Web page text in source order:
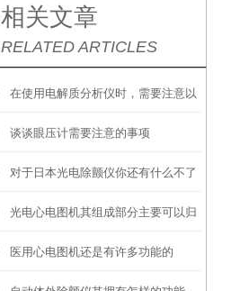
相关文章
RELATED ARTICLES
在使用电解质分析仪时，需要注意以
下几个重要的事项
谈谈眼压计需要注意的事项
对于日本光电除颤仪你还有什么不了
解的？
光电心电图机其组成部分主要可以归
纳为以下三大核心模块
医用心电图机还是有许多功能的